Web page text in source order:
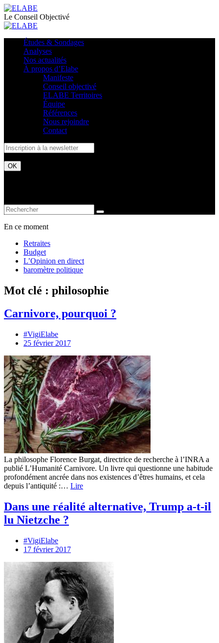
Le Conseil Objectivé
Études & Sondages
Analyses
Nos actualités
À propos d’Elabe
Manifeste
Conseil objectivé
ELABE Territoires
Équipe
Références
Nous rejoindre
Contact
En ce moment
Retraites
Budget
L’Opinion en direct
baromètre politique
Mot clé : philosophie
Carnivore, pourquoi ?
#VigiElabe
25 février 2017
La philosophe Florence Burgat, directrice de recherche à l’INRA a
publié L’Humanité Carnivore. Un livre qui questionne une habitude
profondément ancrée dans nos existences d’êtres humains, et cela
depuis l’antiquité :… Lire
Dans une réalité alternative, Trump a-t-il
lu Nietzche ?
#VigiElabe
17 février 2017